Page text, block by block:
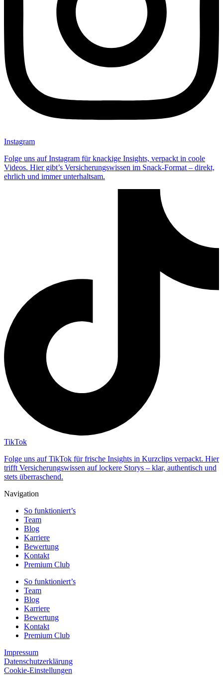
Instagram
Folge uns auf Instagram für knackige Insights, verpackt in coole
Videos. Hier gibt’s Versicherungswissen im Snack-Format – direkt,
ehrlich und immer unterhaltsam.
TikTok
Folge uns auf TikTok für frische Insights in Kurzclips verpackt. Hier
trifft Versicherungswissen auf lockere Storys – klar, authentisch und
stets überraschend.
Navigation
So funktioniert’s
Team
Blog
Karriere
Bewertung
Kontakt
Premium Club
So funktioniert’s
Team
Blog
Karriere
Bewertung
Kontakt
Premium Club
Impressum
Datenschutzerklärung
Cookie-Einstellungen